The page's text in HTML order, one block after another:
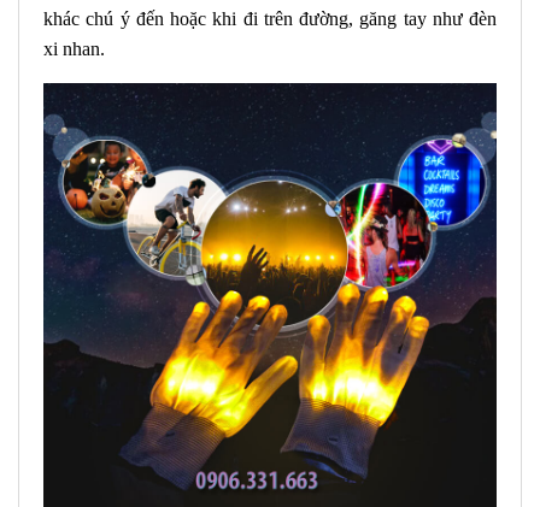
khác chú ý đến hoặc khi đi trên đường, găng tay như đèn
xi nhan.